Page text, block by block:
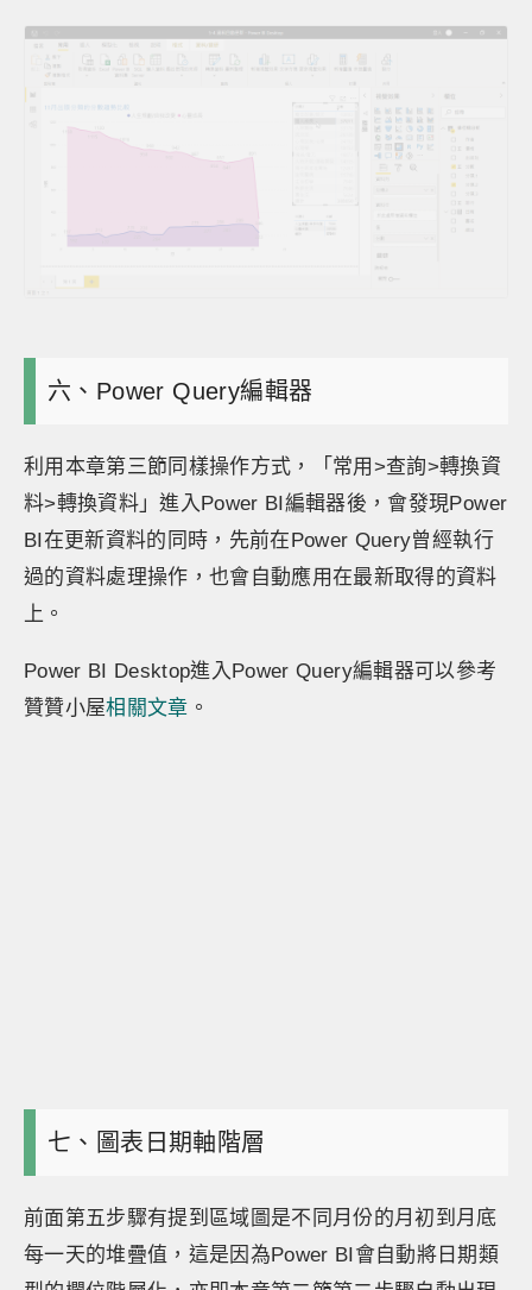
六、Power Query編輯器
利用本章第三節同樣操作方式，「常用>查詢>轉換資
料>轉換資料」進入Power BI編輯器後，會發現Power
BI在更新資料的同時，先前在Power Query曾經執行
過的資料處理操作，也會自動應用在最新取得的資料
上。
Power BI Desktop進入Power Query編輯器可以參考
贊贊小屋相關文章 。
七、圖表日期軸階層
前面第五步驟有提到區域圖是不同月份的月初到月底
每一天的堆疊值，這是因為Power BI會自動將日期類